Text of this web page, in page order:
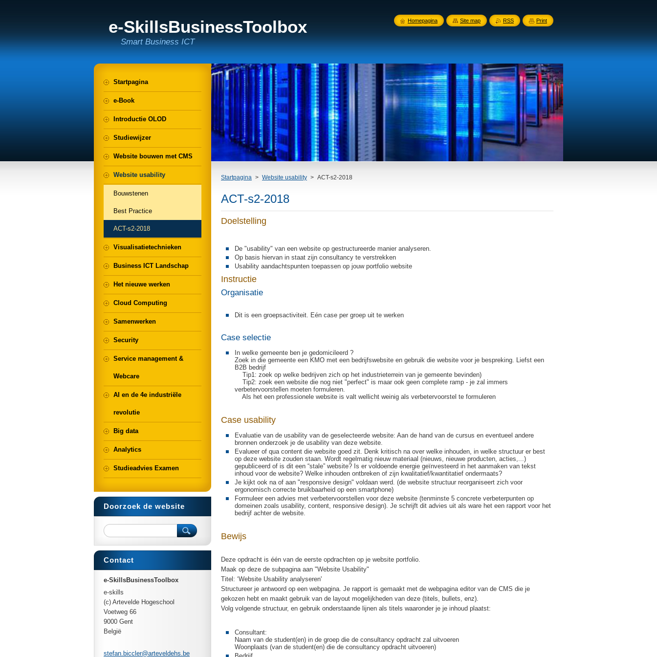
e-SkillsBusinessToolbox
Smart Business ICT
Startpagina > Website usability > ACT-s2-2018
ACT-s2-2018
Doelstelling
De "usability" van een website op gestructureerde manier analyseren.
Op basis hiervan in staat zijn consultancy te verstrekken
Usability aandachtspunten toepassen op jouw portfolio website
Instructie
Organisatie
Dit is een groepsactiviteit. Eén case per groep uit te werken
Case selectie
In welke gemeente ben je gedomicileerd ?
Zoek in die gemeente een KMO met een bedrijfswebsite en gebruik die website voor je bespreking. Liefst een
B2B bedrijf
Tip1: zoek op welke bedrijven zich op het industrieterrein van je gemeente bevinden)
Tip2: zoek een website die nog niet "perfect" is maar ook geen complete ramp - je zal immers
verbetervoorstellen moeten formuleren.
Als het een professionele website is valt wellicht weinig als verbetervoorstel te formuleren
Case usability
Evaluatie van de usability van de geselecteerde website: Aan de hand van de cursus en eventueel andere
bronnen onderzoek je de usability van deze website.
Evalueer of qua content die website goed zit. Denk kritisch na over welke inhouden, in welke structuur er best
op deze website zouden staan. Wordt regelmatig nieuw materiaal (nieuws, nieuwe producten, acties,...)
gepubliceerd of is dit een “stale” website? Is er voldoende energie geïnvesteerd in het aanmaken van tekst
inhoud voor de website? Welke inhouden ontbreken of zijn kwalitatief/kwantitatief ondermaats?
Je kijkt ook na of aan "responsive design" voldaan werd. (de website structuur reorganiseert zich voor
ergonomisch correcte bruikbaarheid op een smartphone)
Formuleer een advies met verbetervoorstellen voor deze website (tenminste 5 concrete verbeterpunten op
domeinen zoals usability, content, responsive design). Je schrijft dit advies uit als ware het een rapport voor het
bedrijf achter de website.
Bewijs
Deze opdracht is één van de eerste opdrachten op je website portfolio.
Maak op deze de subpagina aan "Website Usability"
Titel: ‘Website Usability analyseren'
Structureer je antwoord op een webpagina. Je rapport is gemaakt met de webpagina editor van de CMS die je
gekozen hebt en maakt gebruik van de layout mogelijkheden van deze (titels, bullets, enz).
Volg volgende structuur, en gebruik onderstaande lijnen als titels waaronder je je inhoud plaatst:
Consultant:
Naam van de student(en) in de groep die de consultancy opdracht zal uitvoeren
Woonplaats (van de student(en) die de consultancy opdracht uitvoeren)
Startpagina
e-Book
Introductie OLOD
Studiewijzer
Website bouwen met CMS
Website usability
Bouwstenen
Best Practice
ACT-s2-2018
Visualisatietechnieken
Business ICT Landschap
Het nieuwe werken
Cloud Computing
Samenwerken
Security
Service management &
Webcare
AI en de 4e industriële
revolutie
Big data
Analytics
Studieadvies Examen
Doorzoek de website
Contact
e-SkillsBusinessToolbox
e-skills
(c) Artevelde Hogeschool
Voetweg 66
9000 Gent
België
stefan.biccler@arteveldehs.be
Homepagina Site map RSS Print